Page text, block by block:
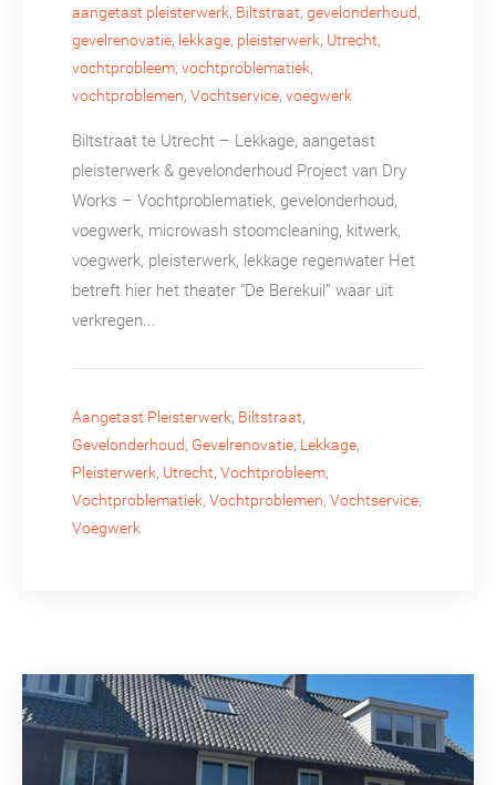
aangetast pleisterwerk, Biltstraat, gevelonderhoud,
gevelrenovatie, lekkage, pleisterwerk, Utrecht,
vochtprobleem, vochtproblematiek,
vochtproblemen, Vochtservice, voegwerk
Biltstraat te Utrecht – Lekkage, aangetast
pleisterwerk & gevelonderhoud Project van Dry
Works – Vochtproblematiek, gevelonderhoud,
voegwerk, microwash stoomcleaning, kitwerk,
voegwerk, pleisterwerk, lekkage regenwater Het
betreft hier het theater “De Berekuil” waar uit
verkregen...
Aangetast Pleisterwerk, Biltstraat,
Gevelonderhoud, Gevelrenovatie, Lekkage,
Pleisterwerk, Utrecht, Vochtprobleem,
Vochtproblematiek, Vochtproblemen, Vochtservice,
Voegwerk